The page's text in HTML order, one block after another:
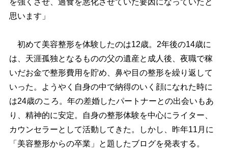
を強くさせ、過食を悪化させていた要因になっていたと
思います」
初めて美容整形を体験したのは12歳。2年後の14歳に
は、天涯孤独となるものの父の遺産と成人後、夜職で稼
いだお金で整形費用を貯め、鼻や目の整形を繰り返して
いった。ようやく自身の中で納得のいく顔になれた時に
は24歳のころ。年の差婚したパートナーとの出会いもあ
り、精神的に安定。自身の整形体験を中心にライター、
カウンセラーとして活動してきた。しかし、昨年11月に
「美容整形からの卒業」と題したブログを発表する。